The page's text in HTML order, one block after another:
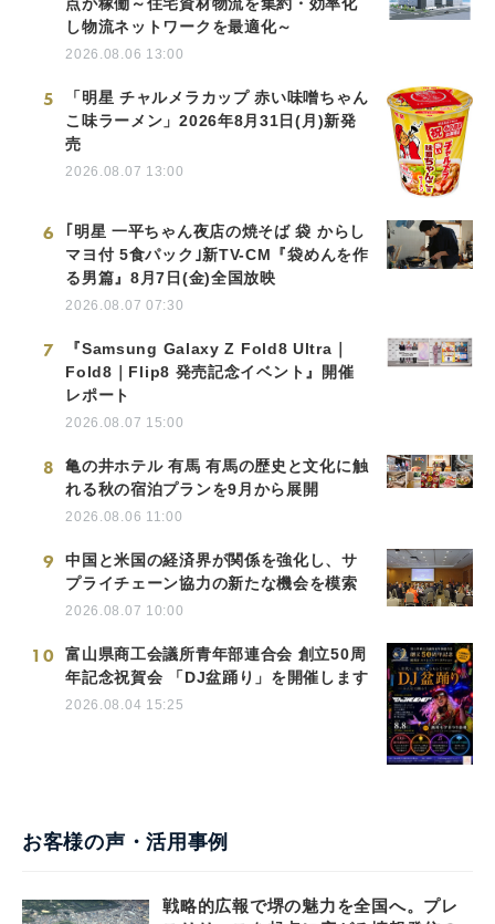
し物流ネットワークを最適化～
2026.08.06 13:00
5
「明星 チャルメラカップ 赤い味噌ちゃん
こ味ラーメン」2026年8月31日(月)新発
売
2026.08.07 13:00
6
｢明星 一平ちゃん夜店の焼そば 袋 からし
マヨ付 5食パック｣新TV-CM『袋めんを作
る男篇』8月7日(金)全国放映
2026.08.07 07:30
7
『Samsung Galaxy Z Fold8 Ultra｜
Fold8｜Flip8 発売記念イベント』開催
レポート
2026.08.07 15:00
8
亀の井ホテル 有馬 有馬の歴史と文化に触
れる秋の宿泊プランを9月から展開
2026.08.06 11:00
9
中国と米国の経済界が関係を強化し、サ
プライチェーン協力の新たな機会を模索
2026.08.07 10:00
10
富山県商工会議所青年部連合会 創立50周
年記念祝賀会 「DJ盆踊り」を開催します
2026.08.04 15:25
お客様の声・活用事例
戦略的広報で堺の魅力を全国へ。プレ